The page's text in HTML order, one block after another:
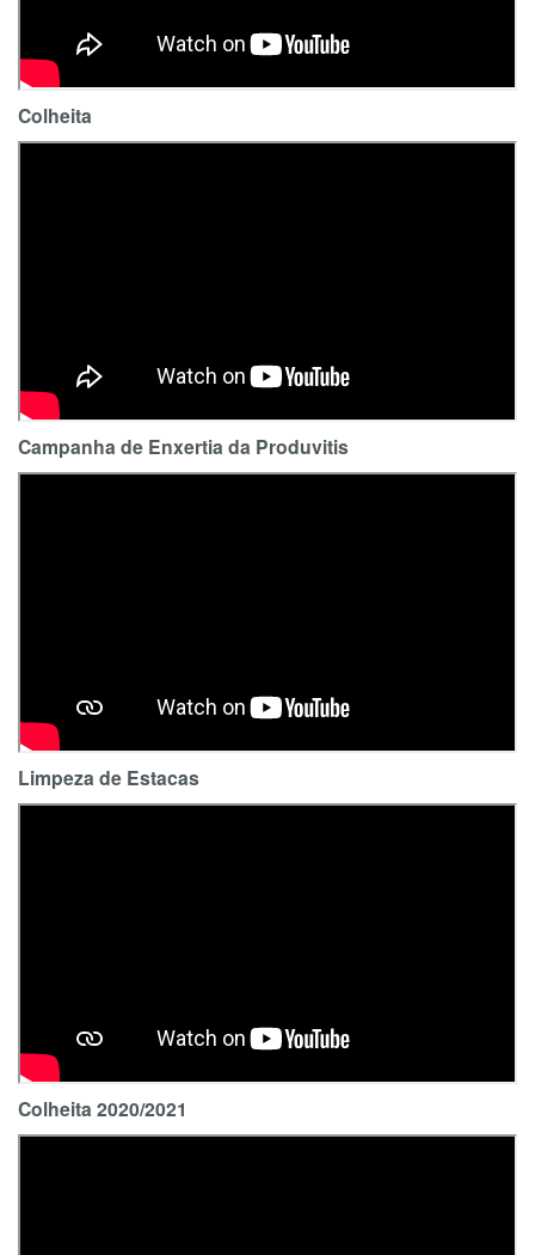
Colheita
Campanha de Enxertia da Produvitis
Limpeza de Estacas
Colheita 2020/2021